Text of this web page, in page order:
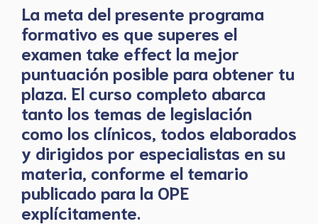
La meta del presente programa
formativo es que superes el
examen take effect la mejor
puntuación posible para obtener tu
plaza. El curso completo abarca
tanto los temas de legislación
como los clínicos, todos elaborados
y dirigidos por especialistas en su
materia, conforme el temario
publicado para la OPE
explícitamente.